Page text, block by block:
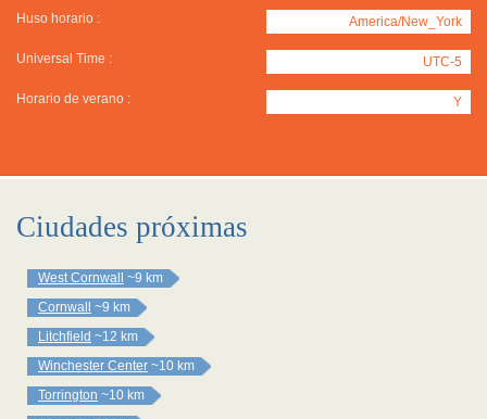
Huso horario : America/New_York
Universal Time : UTC-5
Horario de verano : Y
Ciudades próximas
West Cornwall
~9 km
Cornwall
~9 km
Litchfield ~12 km
Winchester Center ~10 km
Torrington ~10 km